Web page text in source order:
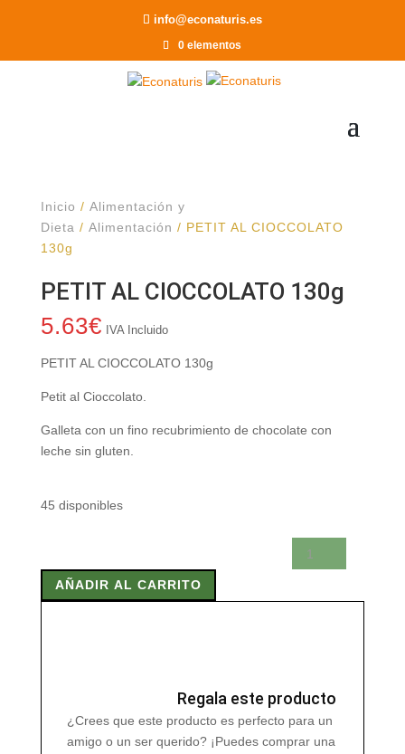
info@econaturis.es
0 elementos
Inicio / Alimentación y
Dieta / Alimentación / PETIT AL CIOCCOLATO
130g
PETIT AL CIOCCOLATO 130g
5.63€ IVA Incluido
PETIT AL CIOCCOLATO 130g
Petit al Cioccolato.
Galleta con un fino recubrimiento de chocolate con
leche sin gluten.
45 disponibles
AL
CIOCCOLATO
AÑADIR AL CARRITO
Regala este producto
¿Crees que este producto es perfecto para un
amigo o un ser querido? ¡Puedes comprar una